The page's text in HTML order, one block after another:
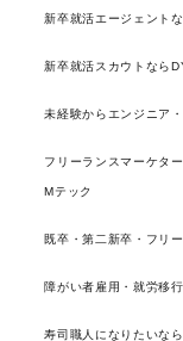
新卒就活エージェント
新卒就活スカウトなら
未経験からエンジニア
フリーランスマーケタ
Mテック
既卒・第二新卒・フリ
障がい者雇用・就労移
寿司職人になりたいな